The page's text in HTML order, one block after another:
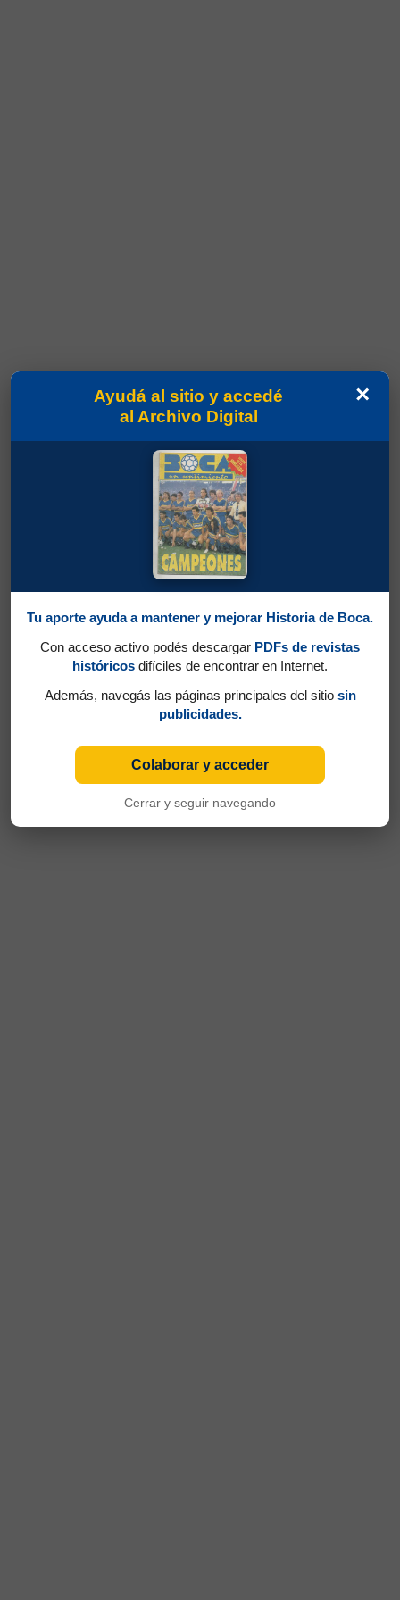
×
Ayudá al sitio y accedé
al Archivo Digital
Tu aporte ayuda a mantener y mejorar Historia de Boca.
Con acceso activo podés descargar PDFs de revistas
históricos difíciles de encontrar en Internet.
Además, navegás las páginas principales del sitio sin
publicidades.
Colaborar y acceder
Cerrar y seguir navegando